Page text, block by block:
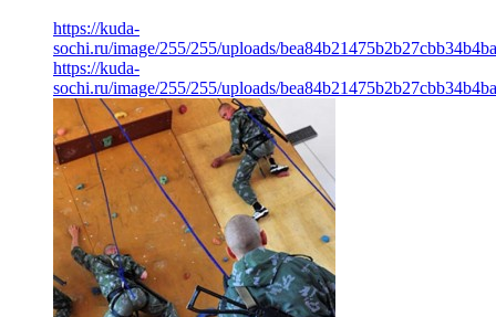
https://kuda-
sochi.ru/image/255/255/uploads/
https://kuda-
sochi.ru/image/255/255/uploads/